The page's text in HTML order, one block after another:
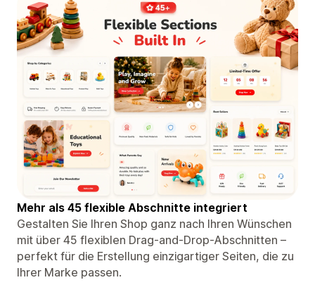
Mehr als 45 flexible Abschnitte integriert
Gestalten Sie Ihren Shop ganz nach Ihren Wünschen
mit über 45 flexiblen Drag-and-Drop-Abschnitten –
perfekt für die Erstellung einzigartiger Seiten, die zu
Ihrer Marke passen.